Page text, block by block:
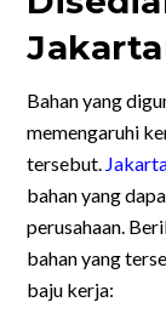
Bahan yang
memengaruhi
tersebut.
bahan yang
perusahaan.
bahan yang
baju kerja: